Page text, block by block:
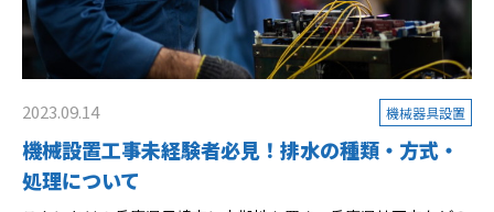
2023.09.14 機械器具設置
機械設置工事未経験者必見！排水の種類・方式・
処理について